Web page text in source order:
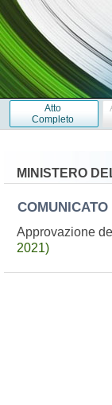
Atto
Completo
MINISTERO
COMUNICATO
Approvazione
2021)